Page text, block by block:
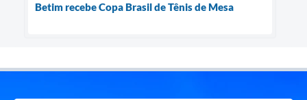
Betim recebe Copa Brasil de Tênis de Mesa